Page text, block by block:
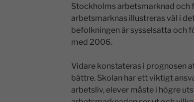
Stockholms arbetsmarknad
arbetsmarknas illustreras väl i
befolkningen är sysselsatta
med 2006.
Vidare konstateras i prognosen
bättre. Skolan har ett viktigt
arbetsliv, elever måste i högre